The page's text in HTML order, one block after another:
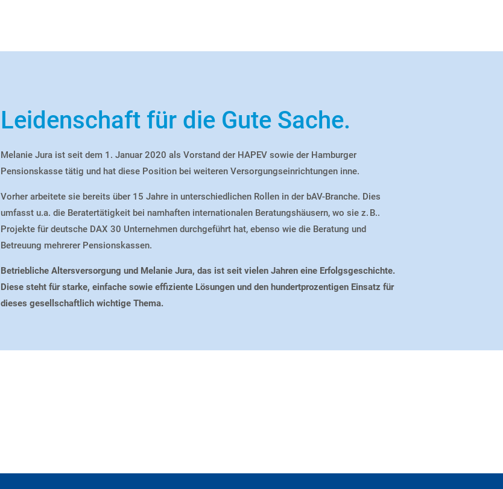
Leidenschaft für die Gute Sache.
Melanie Jura ist seit dem 1. Januar 2020 als Vorstand der HAPEV sowie der Hamburger
Pensionskasse tätig und hat diese Position bei weiteren Versorgungseinrichtungen inne.
Vorher arbeitete sie bereits über 15 Jahrein unterschiedlichen Rollen in der bAV-Branche. Dies
umfasst u.a. die Beratertätigkeit bei namhaften internationalen Beratungshäusern, wo sie z. B..
Projekte für deutsche DAX 30 Unternehmendurchgeführt hat, ebenso wie die Beratung und
Betreuung mehrerer Pensionskassen.
Betriebliche Altersversorgung und Melanie Jura, das ist seit vielen Jahren eine Erfolgsgeschichte.
Diese steht für starke, einfache sowie effiziente Lösungen und den hundertprozentigen Einsatz für
dieses gesellschaftlich wichtige Thema.